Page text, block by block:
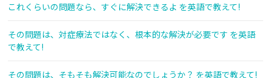
これくらいの問題なら、すぐに解決できるよ を英語で教えて!
その問題は、対症療法ではなく、根本的な解決が必要です を英語
で教えて!
その問題は、そもそも解決可能なのでしょうか？ を英語で教えて!